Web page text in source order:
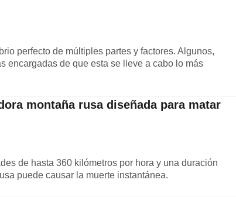
perfecto de múltiples partes y factores. Algunos,
encargadas de que esta se lleve a cabo lo más
montaña rusa diseñada para matar
de hasta 360 kilómetros por hora y una duración
puede causar la muerte instantánea.